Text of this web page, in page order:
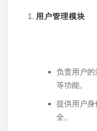
用户管理模块
负责用户的
等功能。
提供用户身
全。